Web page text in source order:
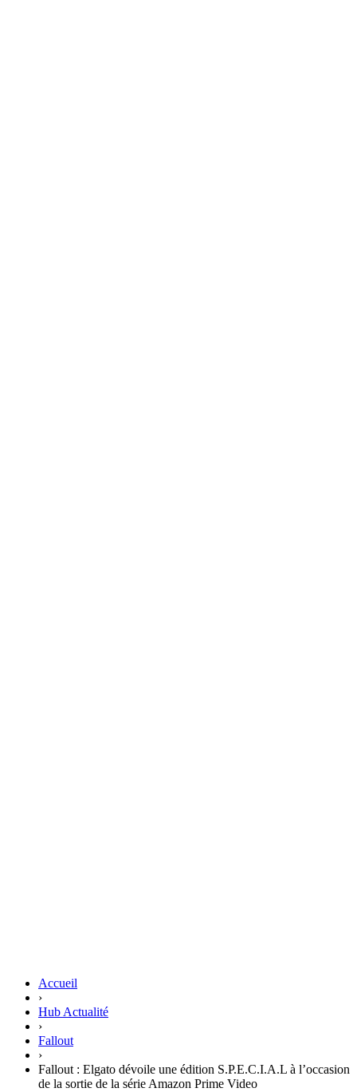
Accueil
›
Hub Actualité
›
Fallout
›
Fallout : Elgato dévoile une édition S.P.E.C.I.A.L à l’occasion
de la sortie de la série Amazon Prime Video